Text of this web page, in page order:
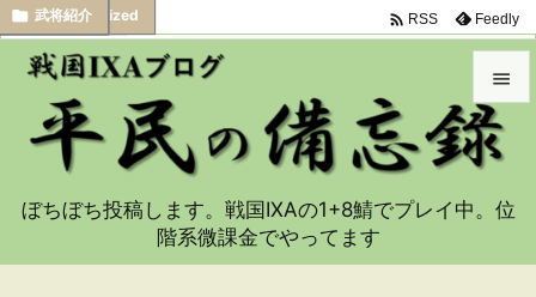


メニュ
サイド
 RSS Feedly
ぼちぼち投稿します。戦国IXAの1+8鯖でプレイ中。位
階系微課金でやってます
 合成 , 雑記
 Uncategorized
 考察
 部隊作成
 武将紹介
 武将紹介
 武将紹介
 武将紹介
 武将紹介
 武将紹介